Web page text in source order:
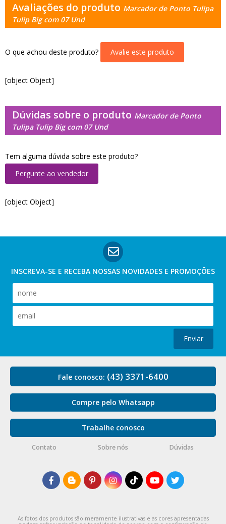
Avaliações do produto Marcador de Ponto Tulipa
Tulip Big com 07 Und
O que achou deste produto? Avalie este produto
[object Object]
Dúvidas sobre o produto Marcador de Ponto
Tulipa Tulip Big com 07 Und
Tem alguma dúvida sobre este produto?
Pergunte ao vendedor
[object Object]
INSCREVA-SE E RECEBA NOSSAS NOVIDADES E PROMOÇÕES
Enviar
Fale conosco: (43) 3371-6400
Compre pelo Whatsapp
Trabalhe conosco
Contato Sobre nós Dúvidas
As fotos dos produtos são meramente ilustrativas e as cores apresentadas